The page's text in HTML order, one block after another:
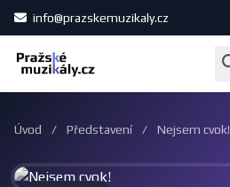
info@prazskemuzikaly.cz
Úvod / Představení / Nejsem cvok!